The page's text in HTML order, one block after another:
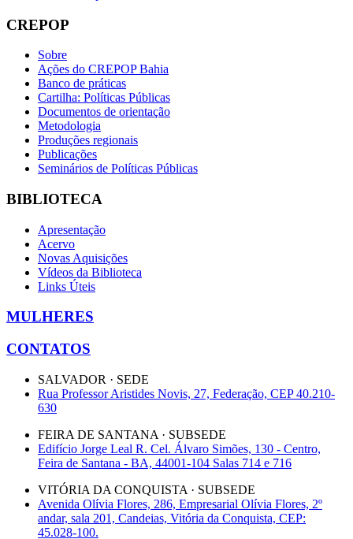
CREPOP
Sobre
Ações do CREPOP Bahia
Banco de práticas
Cartilha: Políticas Públicas
Documentos de orientação
Metodologia
Produções regionais
Publicações
Seminários de Políticas Públicas
BIBLIOTECA
Apresentação
Acervo
Novas Aquisições
Vídeos da Biblioteca
Links Úteis
MULHERES
CONTATOS
SALVADOR · SEDE
Rua Professor Aristides Novis, 27, Federação, CEP 40.210-
630
FEIRA DE SANTANA · SUBSEDE
Edifício Jorge Leal R. Cel. Álvaro Simões, 130 - Centro,
Feira de Santana - BA, 44001-104 Salas 714 e 716
VITÓRIA DA CONQUISTA · SUBSEDE
Avenida Olívia Flores, 286, Empresarial Olívia Flores, 2º
andar, sala 201, Candeias, Vitória da Conquista, CEP:
45.028-100.